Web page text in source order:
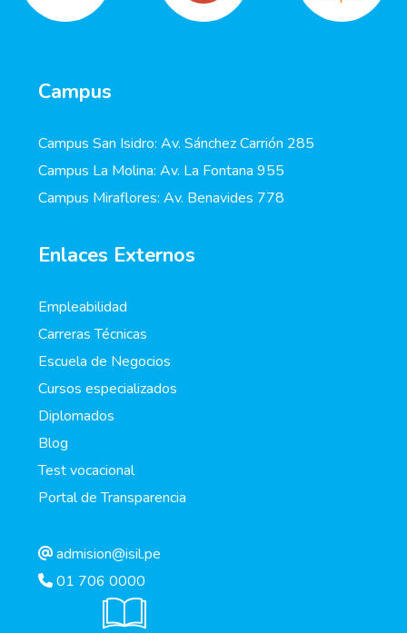
Campus
Campus San Isidro: Av. Sánchez Carrión 285
Campus La Molina: Av. La Fontana 955
Campus Miraflores: Av. Benavides 778
Enlaces Externos
Empleabilidad
Carreras Técnicas
Escuela de Negocios
Cursos especializados
Diplomados
Blog
Test vocacional
Portal de Transparencia
admision@isil.pe
01 706 0000